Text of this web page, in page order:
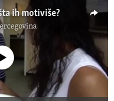
ih motiviše?
currently available